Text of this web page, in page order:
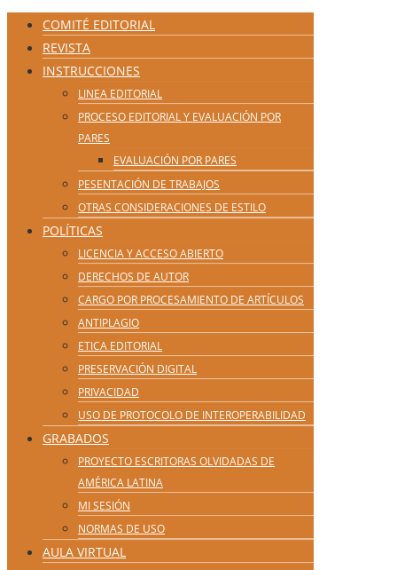
COMITÉ EDITORIAL
REVISTA
INSTRUCCIONES
LINEA EDITORIAL
PROCESO EDITORIAL Y EVALUACIÓN POR
PARES
EVALUACIÓN POR PARES
PESENTACIÓN DE TRABAJOS
OTRAS CONSIDERACIONES DE ESTILO
POLÍTICAS
LICENCIA Y ACCESO ABIERTO
DERECHOS DE AUTOR
CARGO POR PROCESAMIENTO DE ARTÍCULOS
ANTIPLAGIO
ETICA EDITORIAL
PRESERVACIÓN DIGITAL
PRIVACIDAD
USO DE PROTOCOLO DE INTEROPERABILIDAD
GRABADOS
PROYECTO ESCRITORAS OLVIDADAS DE
AMÉRICA LATINA
MI SESIÓN
NORMAS DE USO
AULA VIRTUAL